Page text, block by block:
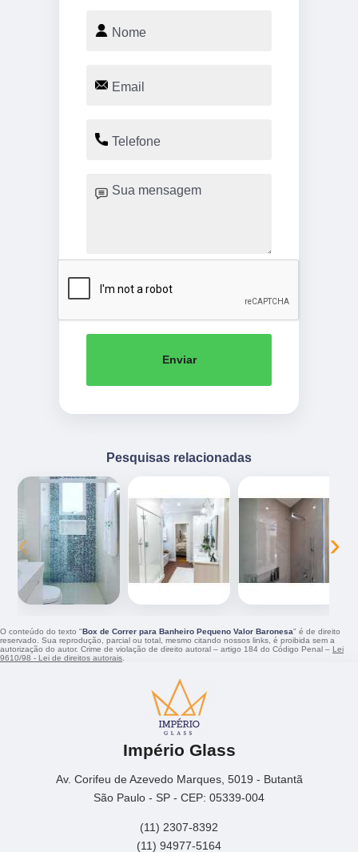
Enviar
Pesquisas relacionadas
‹ ›
O conteúdo do texto "Box de Correr para Banheiro Pequeno Valor Baronesa" é de direito
reservado. Sua reprodução, parcial ou total, mesmo citando nossos links, é proibida sem a
autorização do autor. Crime de violação de direito autoral – artigo 184 do Código Penal – Lei
9610/98 - Lei de direitos autorais
Império Glass
Av. Corifeu de Azevedo Marques, 5019 - Butantã
São Paulo - SP - CEP: 05339-004
(11) 2307-8392
(11) 94977-5164